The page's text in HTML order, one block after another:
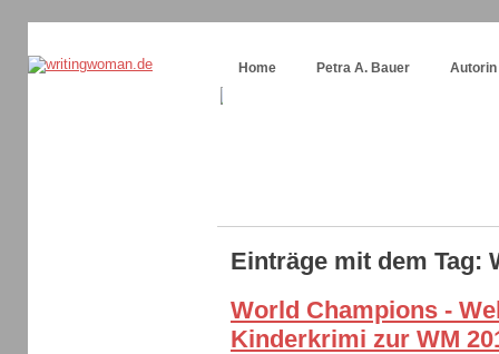
Home
Petra A. Bauer Autorin
Einträge mit dem Tag:
World Champions -
Kinderkrimi zur WM